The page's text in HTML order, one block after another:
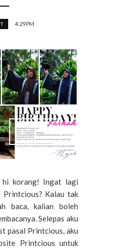
4:29 PM
hi korang! Ingat lagi
Printcious? Kalau tak
baca, kalian boleh
Selepas aku
pasal Printcious, aku
Printcious untuk